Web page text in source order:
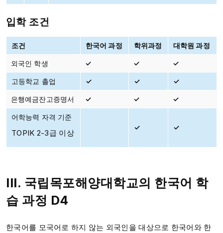
입학 조건
조건 한국어 과정 학위과정 대학원 과정
외국인 학생 ✓ ✓ ✓
고등학교 촐업 ✓ ✓ ✓
은행예금잔고증명서 ✓ ✓ ✓
어학능력 자격 기준
TOPIK 2-3급 이상
✓ ✓
III. 국립목포해양대학교의 한국어 학
습 과정 D4
한국어를 모국어로 하지 않는 외국인을 대상으로 한국어와 한